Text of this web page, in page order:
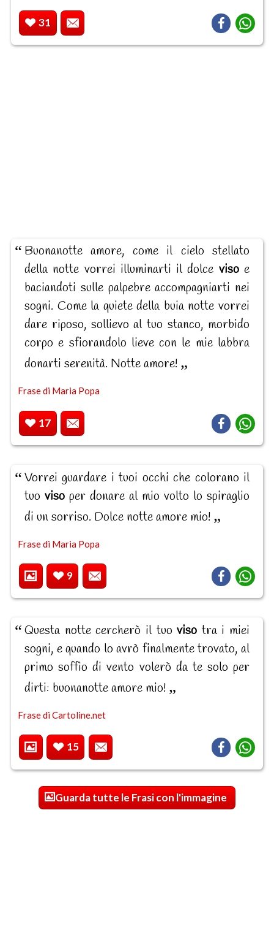
31
Buonanotte amore, come il cielo stellato
della notte vorrei illuminarti il dolce visoe
baciandoti sulle palpebre accompagniarti nei
sogni. Come la quiete della buia notte vorrei
dare riposo, sollievo al tuo stanco, morbido
corpo e sfiorandolo lieve con le mie labbra
donarti serenità. Notte amore!
Frase di Maria Popa
17
Vorrei guardare i tuoi occhi che colorano il
tuo viso per donare al mio volto lo spiraglio
di un sorriso. Dolce notte amore mio!
Frase di Maria Popa
9
Questa notte cercherò il tuoviso tra i miei
sogni, e quando lo avrò finalmente trovato, al
primo soffio di vento volerò da te solo per
dirti: buonanotte amore mio!
Frase di Cartoline.net
15
Guarda tutte le Frasi con l'immagine